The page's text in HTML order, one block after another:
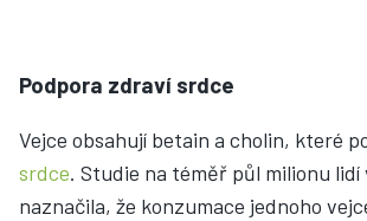
Podpora zdraví srdce
Vejce obsahují betain a cholin, které
srdce. Studie na téměř půl milionu lidí
naznačila, že konzumace jednoho